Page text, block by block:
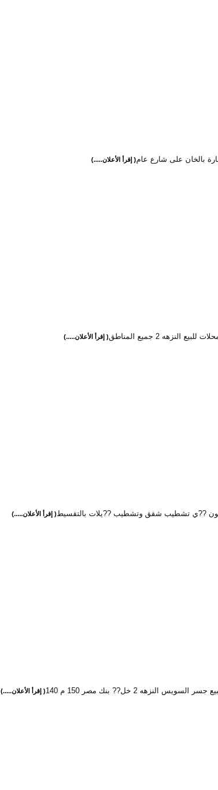
بالخان على شارع عام( إقرأ الأعلان.....)
النزهه 2 جميع المناطق ( إقرأ الأعلان.....)
??ي تشطيب شقق وتشطيب ??يلات بالتقسيط( إقرأ الأعلان.....)
السويس النزهه 2 خل?? بنك مصر 150 م 140 ( إقرأ الأعلان.....)